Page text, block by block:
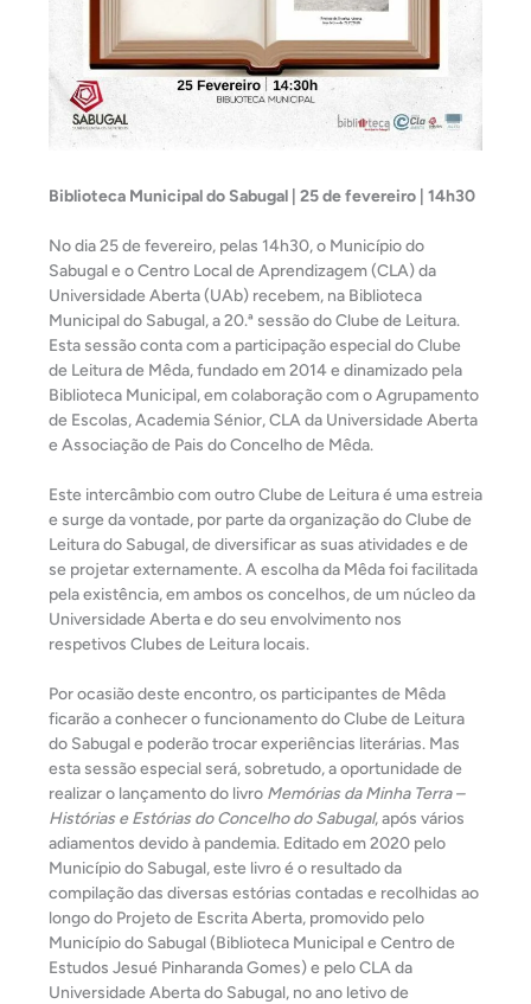
Biblioteca Municipal do Sabugal | 25 de fevereiro | 14h30
No dia 25 de fevereiro, pelas 14h30, o Município do
Sabugal e o Centro Local de Aprendizagem (CLA) da
Universidade Aberta (UAb) recebem, na Biblioteca
Municipal do Sabugal, a 20.ª sessão do Clube de Leitura.
Esta sessão conta com a participação especial do Clube
de Leitura de Mêda, fundado em 2014 e dinamizado pela
Biblioteca Municipal, em colaboração com o Agrupamento
de Escolas, Academia Sénior, CLA da Universidade Aberta
e Associação de Pais do Concelho de Mêda.
Este intercâmbio com outro Clube de Leitura é uma estreia
e surge da vontade, por parte da organização do Clube de
Leitura do Sabugal, de diversificar as suas atividades e de
se projetar externamente. A escolha da Mêda foi facilitada
pela existência, em ambos os concelhos, de um núcleo da
Universidade Aberta e do seu envolvimento nos
respetivos Clubes de Leitura locais.
Por ocasião deste encontro, os participantes de Mêda
ficarão a conhecer o funcionamento do Clube de Leitura
do Sabugal e poderão trocar experiências literárias. Mas
esta sessão especial será, sobretudo, a oportunidade de
realizar o lançamento do livro Memórias da Minha Terra –
Histórias e Estórias do Concelho do Sabugal, após vários
adiamentos devido à pandemia. Editado em 2020 pelo
Município do Sabugal, este livro é o resultado da
compilação das diversas estórias contadas e recolhidas ao
longo do Projeto de Escrita Aberta, promovido pelo
Município do Sabugal (Biblioteca Municipal e Centro de
Estudos Jesué Pinharanda Gomes) e pelo CLA da
Universidade Aberta do Sabugal, no ano letivo de